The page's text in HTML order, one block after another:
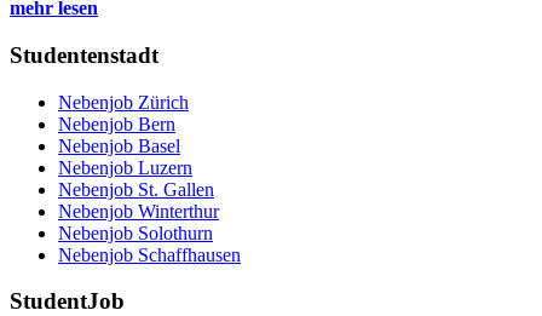
mehr lesen
Studentenstadt
Nebenjob Zürich
Nebenjob Bern
Nebenjob Basel
Nebenjob Luzern
Nebenjob St. Gallen
Nebenjob Winterthur
Nebenjob Solothurn
Nebenjob Schaffhausen
StudentJob